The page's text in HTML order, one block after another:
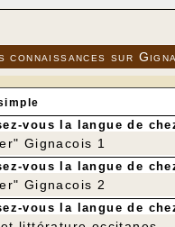
connaissances sur
vous la langue de
Gignacois 1
vous la langue de
Gignacois 2
vous la langue de